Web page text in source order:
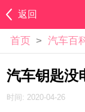
返回
首页 > 汽车百
汽车钥匙没
时间: 2020-04-26